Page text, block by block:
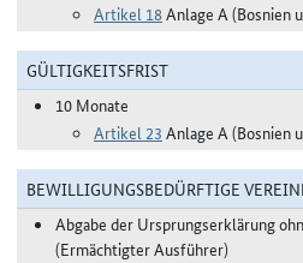
Artikel 18Anlage A (Bosnien
GÜLTIGKEITSFRIST
10 Monate
Artikel 23 Anlage A (Bosnien
BEWILLIGUNGSBEDÜRFTIGE
Abgabe der Ursprungserklärung
(Ermächtigter Ausführer)